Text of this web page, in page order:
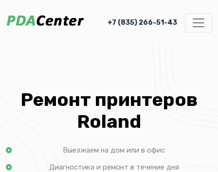
+7 (835) 266-51-43
Ремонт принтеров
Roland
Выезжаем на дом или в офис
Диагностика и ремонт в течение дня